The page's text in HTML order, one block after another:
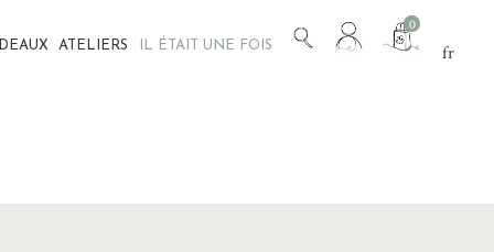
fr
ATELIERS IL ÉTAIT UNE FOIS
Mon
compte
0